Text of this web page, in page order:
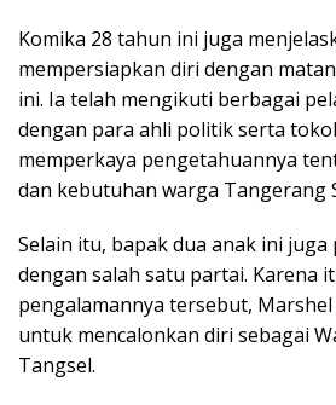
Komika 28 tahun ini juga
mempersiapkan diri dengan
ini. Ia telah mengikuti berbagai
dengan para ahli politik serta
memperkaya pengetahuannya
dan kebutuhan warga Tangerang
Selain itu, bapak dua anak ini
dengan salah satu partai. Karena
pengalamannya tersebut,
untuk mencalonkan diri sebagai
Tangsel.